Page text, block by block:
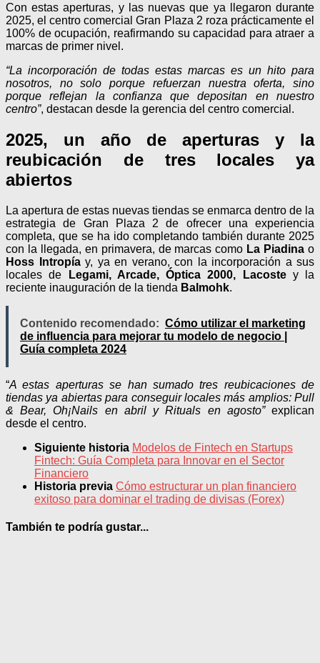
Con estas aperturas, y las nuevas que ya llegaron durante
2025, el centro comercial Gran Plaza 2 roza prácticamente el
100% de ocupación, reafirmando su capacidad para atraer a
marcas de primer nivel.
“La incorporación de todas estas marcas es un hito para
nosotros, no solo porque refuerzan nuestra oferta, sino
porque reflejan la confianza que depositan en nuestro
centro”, destacan desde la gerencia del centro comercial.
2025, un año de aperturas y la
reubicación de tres locales ya
abiertos
La apertura de estas nuevas tiendas se enmarca dentro de la
estrategia de Gran Plaza 2 de ofrecer una experiencia
completa, que se ha ido completando también durante 2025
con la llegada, en primavera, de marcas como La Piadinao
Hoss Intropía y, ya en verano, con la incorporación a sus
locales de
Legami, Arcade, Óptica 2000, Lacoste y la
reciente inauguración de la tienda Balmohk.
Contenido recomendado: Cómo utilizar el marketing
de influencia para mejorar tu modelo de negocio |
Guía completa 2024
“A estas aperturas se han sumado tres reubicaciones de
tiendas ya abiertas para conseguir locales más amplios: Pull
& Bear, Oh¡Nails en abril y Rituals en agosto”explican
desde el centro.
Siguiente historia Modelos de Fintech en Startups
Fintech: Guía Completa para Innovar en el Sector
Financiero
Historia previa Cómo estructurar un plan financiero
exitoso para dominar el trading de divisas (Forex)
También te podría gustar...